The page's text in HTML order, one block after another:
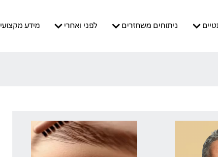
ניתוחים משחזרים לפני ואחרי מידע מקצועי